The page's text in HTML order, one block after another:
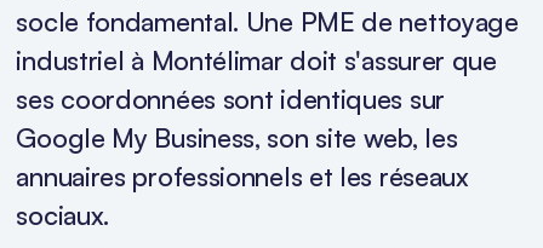
socle fondamental. Une PME de nettoyage
industriel à Montélimar doit s'assurer que
ses coordonnées sont identiques sur
Google My Business, son site web, les
annuaires professionnels et les réseaux
sociaux.